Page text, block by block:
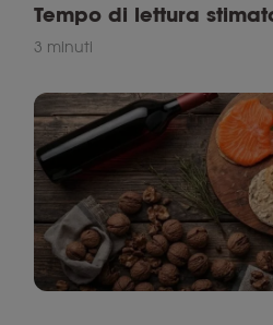
Tempo di lettura
3 minuti